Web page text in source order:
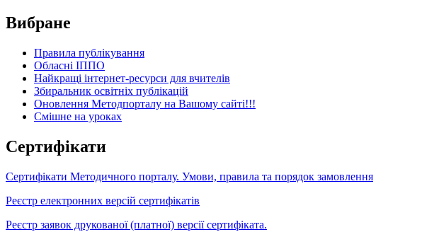
Вибране
Правила публікування
Обласні ІППО
Найкращі інтернет-ресурси для вчителів
Збиральник освітніх публікацій
Оновлення Методпорталу на Вашому сайті!!!
Cмішне на уроках
Сертифікати
Сертифікати Методичного порталу. Умови, правила та порядок замовлення
Реєстр електронних версій сертифікатів
Реєстр заявок друкованої (платної) версії сертифіката.